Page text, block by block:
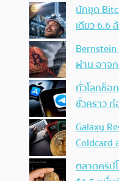
นักขุด
เดียว 6.6
Bernstein
ผ่าน อาจ
ทั่วโลกช็อ
ชั่วคราว
Galaxy
Coldcard
ตลาดคริป